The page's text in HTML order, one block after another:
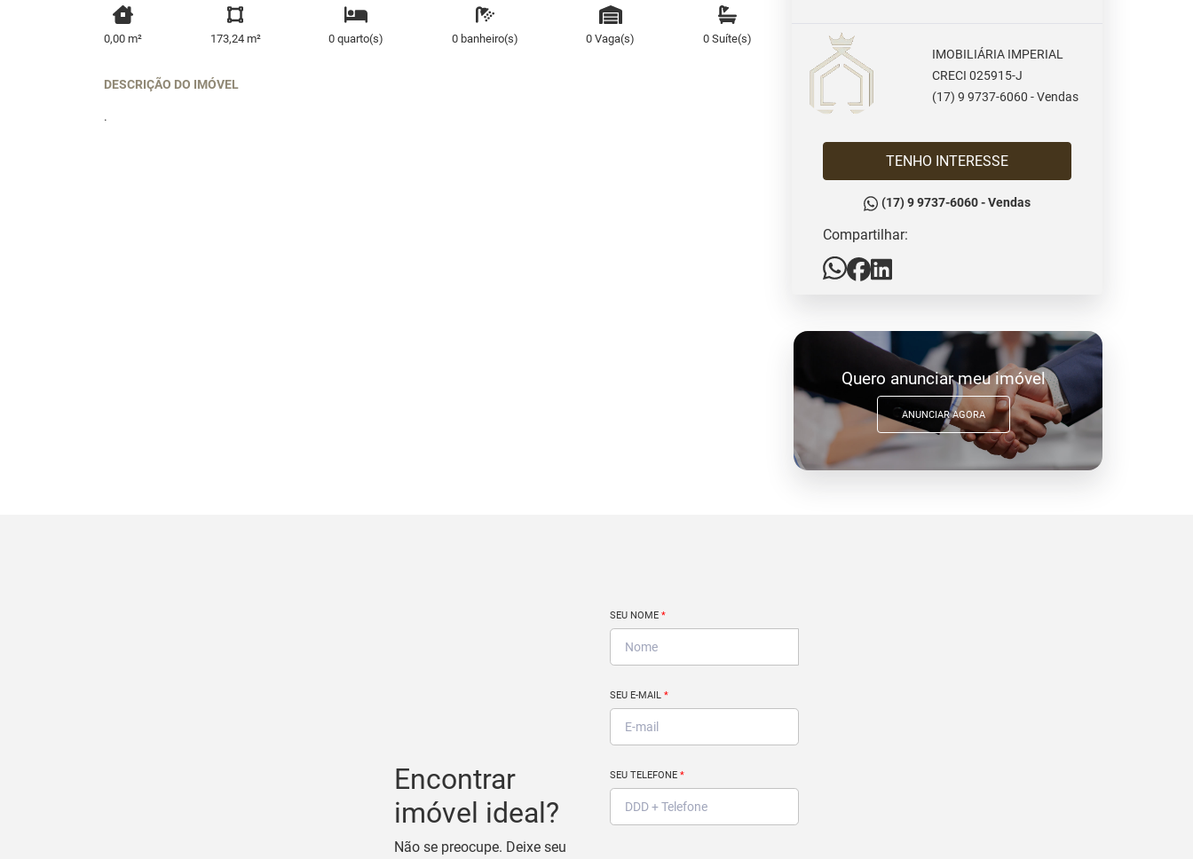
0,00 m² 173,24 m² 0 quarto(s) 0 banheiro(s) 0 Vaga(s) 0 Suíte(s)
DESCRIÇÃO DO IMÓVEL
.
IMOBILIÁRIA IMPERIAL
CRECI 025915-J
(17) 9 9737-6060 - Vendas
TENHO INTERESSE
(17) 9 9737-6060 - Vendas
Compartilhar:
Quero anunciar meu imóvel
ANUNCIAR AGORA
Encontrar
imóvel ideal?
Não se preocupe. Deixe seu
SEU NOME *
SEU E-MAIL *
SEU TELEFONE *